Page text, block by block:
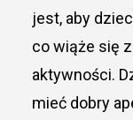
jest, aby
co wiąże się
aktywności.
mieć dobry